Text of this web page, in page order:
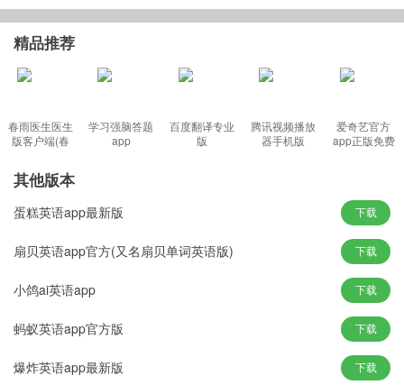
章，更有精彩文章让您畅读无阻。想学好英语，只靠背单词、记语
法够吗？选择
那些无聊的英语文章，轻松学英语。
英语日报官方版特色
【及时更新】
【难度分类】
涵盖高中、英语三级、英语四级、英语六级、考研、托福、雅思、
英语专业四级、英语专业八级、商务英语等12个文章难度分类；
【内容分类】
包括头条，校园，娱乐，科技，体育，职场，经济，文化，生活，
【阅读统计】
精品推荐
春雨医生医生
版客户端(春
学习强脑答题
app
百度翻译专业
版
腾讯视频播放
器手机版
爱奇艺官方
app正版免费
其他版本
蛋糕英语app最新版 下载
扇贝英语app官方(又名扇贝单词英语版) 下载
小鸽ai英语app 下载
蚂蚁英语app官方版 下载
爆炸英语app最新版 下载